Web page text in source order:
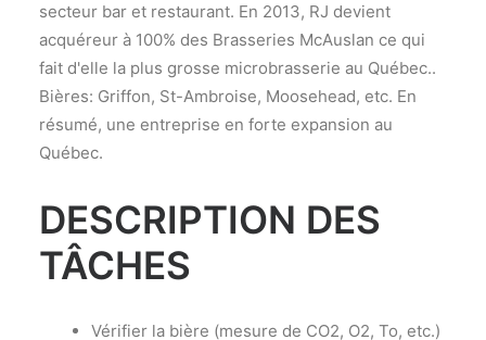
secteur bar et restaurant. En 2013, RJ devient
acquéreur à 100% des Brasseries McAuslan ce qui
fait d'elle la plus grosse microbrasserie au Québec..
Bières: Griffon, St-Ambroise, Moosehead, etc. En
résumé, une entreprise en forte expansion au
Québec.
DESCRIPTION DES
TÂCHES
Vérifier la bière (mesure de CO2, O2, To, etc.)